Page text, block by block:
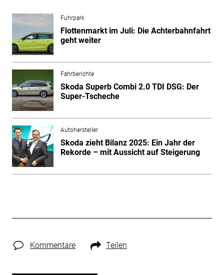
Fuhrpark
Flottenmarkt im Juli: Die Achterbahnfahrt
geht weiter
Fahrberichte
Skoda Superb Combi 2.0 TDI DSG: Der
Super-Tscheche
Autohersteller
Skoda zieht Bilanz 2025: Ein Jahr der
Rekorde – mit Aussicht auf Steigerung
Kommentare Teilen